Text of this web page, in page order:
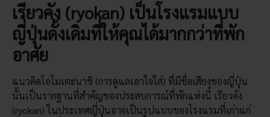
เรียวคัง (ryokan) เป็นโรงแรมแบบ
ญี่ปุ่นดั้งเดิมที่ให้คุณได้มากกว่าที่พัก
อาศัย
แนวคิดโอโมเตะนาชิ (การดูแลเอาใจใส่) ที่มีชื่อเสียงของญี่ปุ่น
นั้นเป็นรากฐานที่สำคัญของประสบการณ์ที่พักแห่งนี้ เรียวคัง
(ryokan) ในประเทศญี่ปุ่นอาจเป็นรูปแบบของโรงแรมที่เก่าแก่